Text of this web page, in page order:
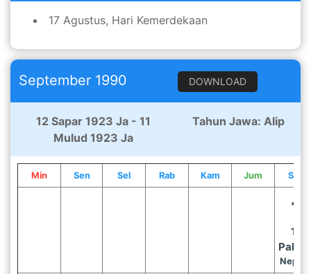
17 Agustus, Hari Kemerdekaan
September 1990 DOWNLOAD
12 Sapar 1923 Ja - 11
Mulud 1923 Ja
Tahun Jawa: Alip
Min Sen Sel Rab Kam Jum Sab
1
12
Nep.